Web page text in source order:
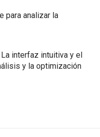
para analizar la
interfaz intuitiva y el
y la optimización